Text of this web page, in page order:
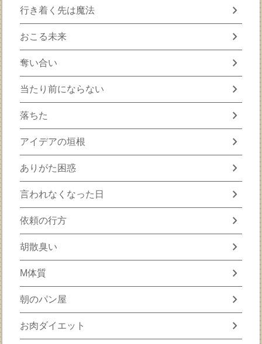
行き着く先は魔法 chevron_right
おこる未来 chevron_right
奪い合い chevron_right
当たり前にならない chevron_right
落ちた chevron_right
アイデアの垣根 chevron_right
ありがた困惑 chevron_right
言われなくなった日 chevron_right
依頼の行方 chevron_right
胡散臭い chevron_right
M体質 chevron_right
朝のパン屋 chevron_right
お肉ダイエット chevron_right